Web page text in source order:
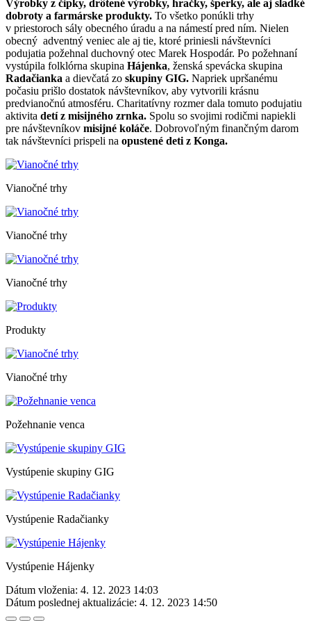
Výrobky z čipky, drôtené výrobky, hračky, šperky, ale aj sladké
dobroty a farmárske produkty. To všetko ponúkli trhy
v priestoroch sály obecného úradu a na námestí pred ním. Nielen
obecný adventný veniec ale aj tie, ktoré priniesli návštevníci
podujatia požehnal duchovný otec Marek Hospodár. Po požehnaní
vystúpila folklórna skupina Hájenka, ženská spevácka skupina
Radačianka a dievčatá zo skupiny GIG. Napriek upršanému
počasiu prišlo dostatok návštevníkov, aby vytvorili krásnu
predvianočnú atmosféru. Charitatívny rozmer dala tomuto podujatiu
aktivita detí z misijného zrnka. Spolu so svojimi rodičmi napiekli
pre návštevníkov misijné koláče. Dobrovoľným finančným darom
tak návštevníci prispeli na opustené deti z Konga.
Vianočné trhy
Vianočné trhy
Vianočné trhy
Produkty
Vianočné trhy
Požehnanie venca
Vystúpenie skupiny GIG
Vystúpenie Radačianky
Vystúpenie Hájenky
Dátum vloženia: 4. 12. 2023 14:03
Dátum poslednej aktualizácie: 4. 12. 2023 14:50